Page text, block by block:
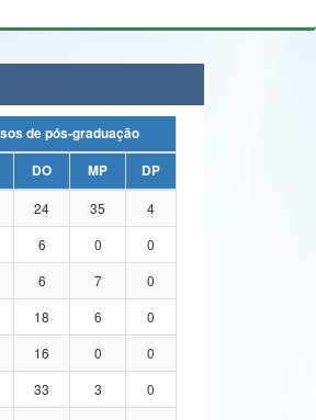
de pós-graduação
DO MP
DP
24 35
4
6 0
0
6 7
0
18 6
0
16 0
0
33 3
0